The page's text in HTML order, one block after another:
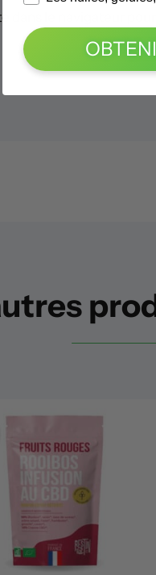
le navigateur